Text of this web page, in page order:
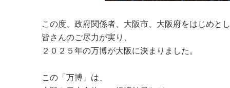
この度、政府関係者、大阪市、大阪府をはじめと
皆さんのご尽力が実り、
２０２５年の万博が大阪に決まりました。
この「万博」は、